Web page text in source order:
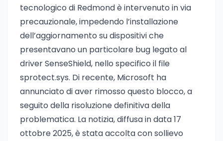
tecnologico di Redmond è intervenuto in via
precauzionale, impedendo l’installazione
dell’aggiornamento su dispositivi che
presentavano un particolare bug legato al
driver SenseShield, nello specifico il file
sprotect.sys. Di recente, Microsoft ha
annunciato di aver rimosso questo blocco, a
seguito della risoluzione definitiva della
problematica. La notizia, diffusa in data 17
ottobre 2025, è stata accolta con sollievo